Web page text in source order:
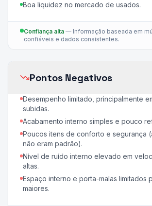
Boa liquidez no mercado de usados.
Confiança alta — Informação baseada em
confiáveis e dados consistentes.
Pontos Negativos
Desempenho limitado, principalmente
subidas.
Acabamento interno simples e pouco
Poucos itens de conforto e segurança
não eram padrão).
Nível de ruído interno elevado em
altas.
Espaço interno e porta-malas limitados
maiores.